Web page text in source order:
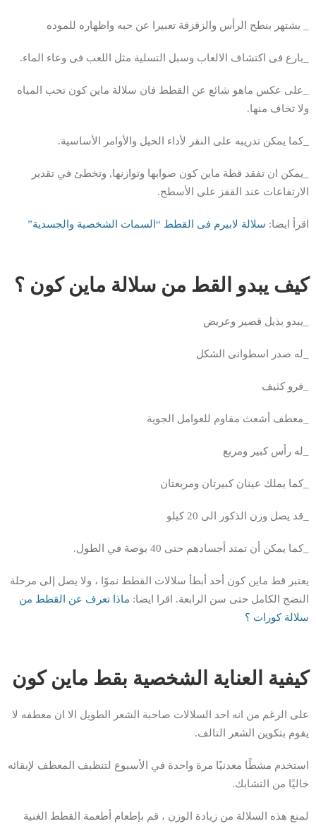
_ يشتهر بنطح الرأس والزقزقة تعبيرا عن حبه واظهاره للموده
_بارع فى اكتشاف الالعاب وسبل التسلية مثل اللعب فى وعاء الماء.
_على عكس ماهو شائع عن القطط فان سلالة ماين كون تحب المياه
ولا تخاف منها.
_كما يمكن تدريبه على النقر لأداء الحيل والأوامر الأساسية.
_يمكن ان تفقد قطة ماين كون صوابها وتوازنها, وتخطئ في تقدير
الارتفاعات عند القفز على الأسطح.
اقرأ ايضا: سلالة لابيرم فى القطط “السمات الشخصية والجسدية”
كيف يبدو القط من سلالة ماين كون ؟
_يبدو بذيل قصير وعريض
_له صدر اسطوانى الشكل
_فرو كثيف
_معطف أشعث مقاوم للعوامل الجوية
_له رأس كبير ومربع
_كما يملك عينان كبيرتان ومربعتان
_قد يصل وزن الذكور الى 20 كيلو
_كما يمكن أن تمتد أجسادهم حتى 40 بوصة في الطول.
يعتبر قط ماين كون أحد أبطأ سلالات القطط نموًا ، ولا يصل إلى مرحلة
النضج الكامل حتى سن الرابعة. اقرا ايضا: ماذا تعرف عن القطط من
سلالة كورات ؟
كيفية العناية الشخصية بقط ماين كون
على الرغم من انه احد السلالات صاحبة الشعر الطويل الا ان معطفه لا
يقوم بتكوين الشعر التالف.
استخدم مشطًا معدنيًا مرة واحدة في الأسبوع لتنظيف المعطف لإبقائه
خاليًا من التشابك.
لمنع هذه السلالة من زيادة الوزن ، قم بإطعام أطعمة القطط الغنية